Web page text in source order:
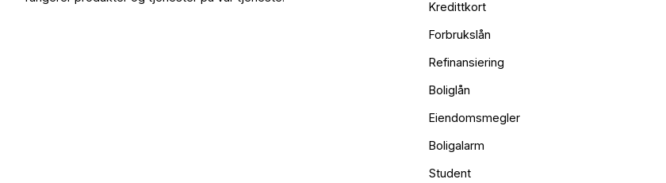
Kredittkort
Forbrukslån
Refinansiering
Boliglån
Eiendomsmegler
Boligalarm
Student